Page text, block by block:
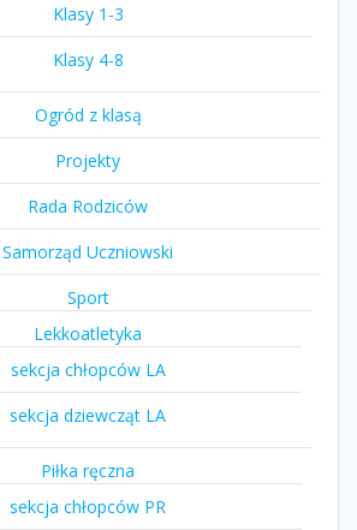
Klasy 1-3
Klasy 4-8
Ogród z klasą
Projekty
Rada Rodziców
Samorząd Uczniowski
Sport
Lekkoatletyka
sekcja chłopców LA
sekcja dziewcząt LA
Piłka ręczna
sekcja chłopców PR